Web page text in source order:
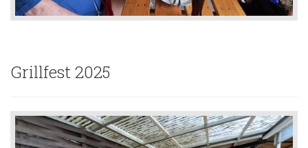
Grillfest 2025